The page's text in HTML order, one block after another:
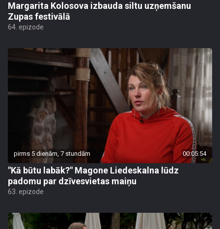
Margarita Kolosova izbauda siltu uzņemšanu
Zupas festivālā
64. epizode
pirms 5 dienām, 7 stundām 00:05:54
"Kā būtu labāk?" Magone Liedeskalna lūdz
padomu par dzīvesvietas maiņu
63. epizode